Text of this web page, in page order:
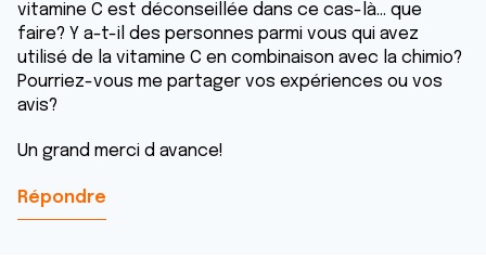
vitamine C est déconseillée dans ce cas-là... que
faire? Y a-t-il des personnes parmi vous qui avez
utilisé de la vitamine C en combinaison avec la chimio?
Pourriez-vous me partager vos expériences ou vos
avis?
Un grand merci d avance!
Répondre